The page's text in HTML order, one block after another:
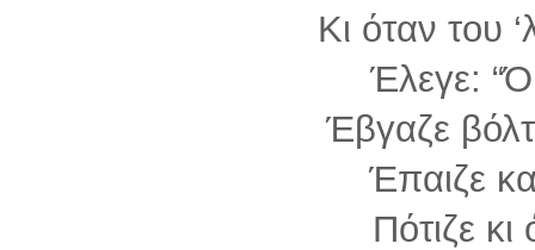
Κι όταν του
Έλεγε:
Έβγαζε
Έπαιζε
Πότιζε